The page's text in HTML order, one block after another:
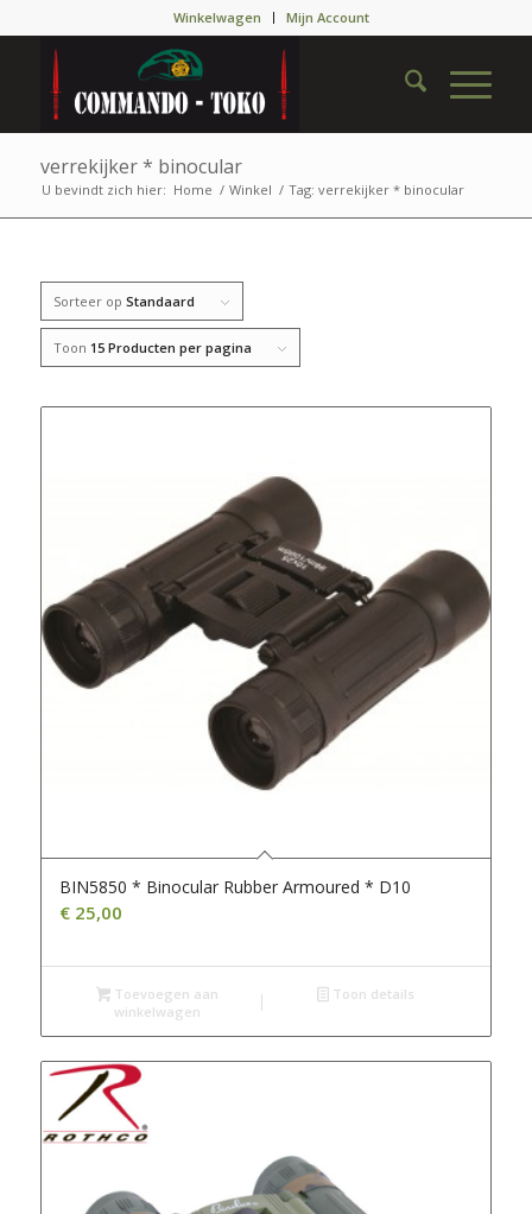
Winkelwagen Mijn Account
verrekijker * binocular
U bevindt zich hier: Home / Winkel / Tag: verrekijker * binocular
Sorteer op Standaard
Toon 15 Producten per pagina
BIN5850 * Binocular Rubber Armoured * D10
€25,00
Toevoegen aan
winkelwagen
Toon details